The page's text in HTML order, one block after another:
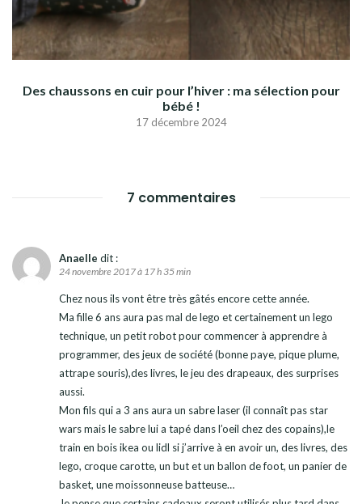
Des chaussons en cuir pour l’hiver : ma sélection pour
bébé !
17 décembre 2024
7 commentaires
Anaelle dit :
24 novembre 2017 à 17 h 35 min
Chez nous ils vont être très gâtés encore cette année.
Ma fille 6 ans aura pas mal de lego et certainement un lego
technique, un petit robot pour commencer à apprendre à
programmer, des jeux de société (bonne paye, pique plume,
attrape souris),des livres, le jeu des drapeaux, des surprises
aussi.
Mon fils qui a 3 ans aura un sabre laser (il connaît pas star
wars mais le sabre lui a tapé dans l’oeil chez des copains),le
train en bois ikea ou lidl si j’arrive à en avoir un, des livres, des
lego, croque carotte, un but et un ballon de foot, un panier de
basket, une moissonneuse batteuse…